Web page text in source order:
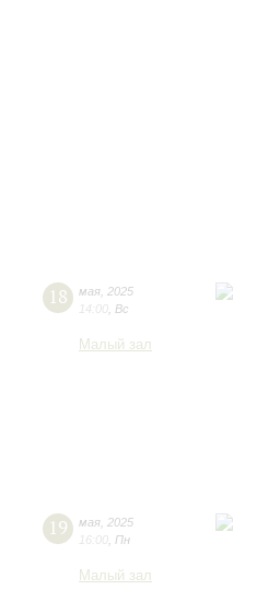
18 мая 2025
Вс
Малый зал
19 мая 2025
Пн
Малый зал